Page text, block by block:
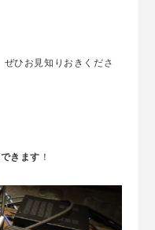
ひお見知りおきくださ
きます ！